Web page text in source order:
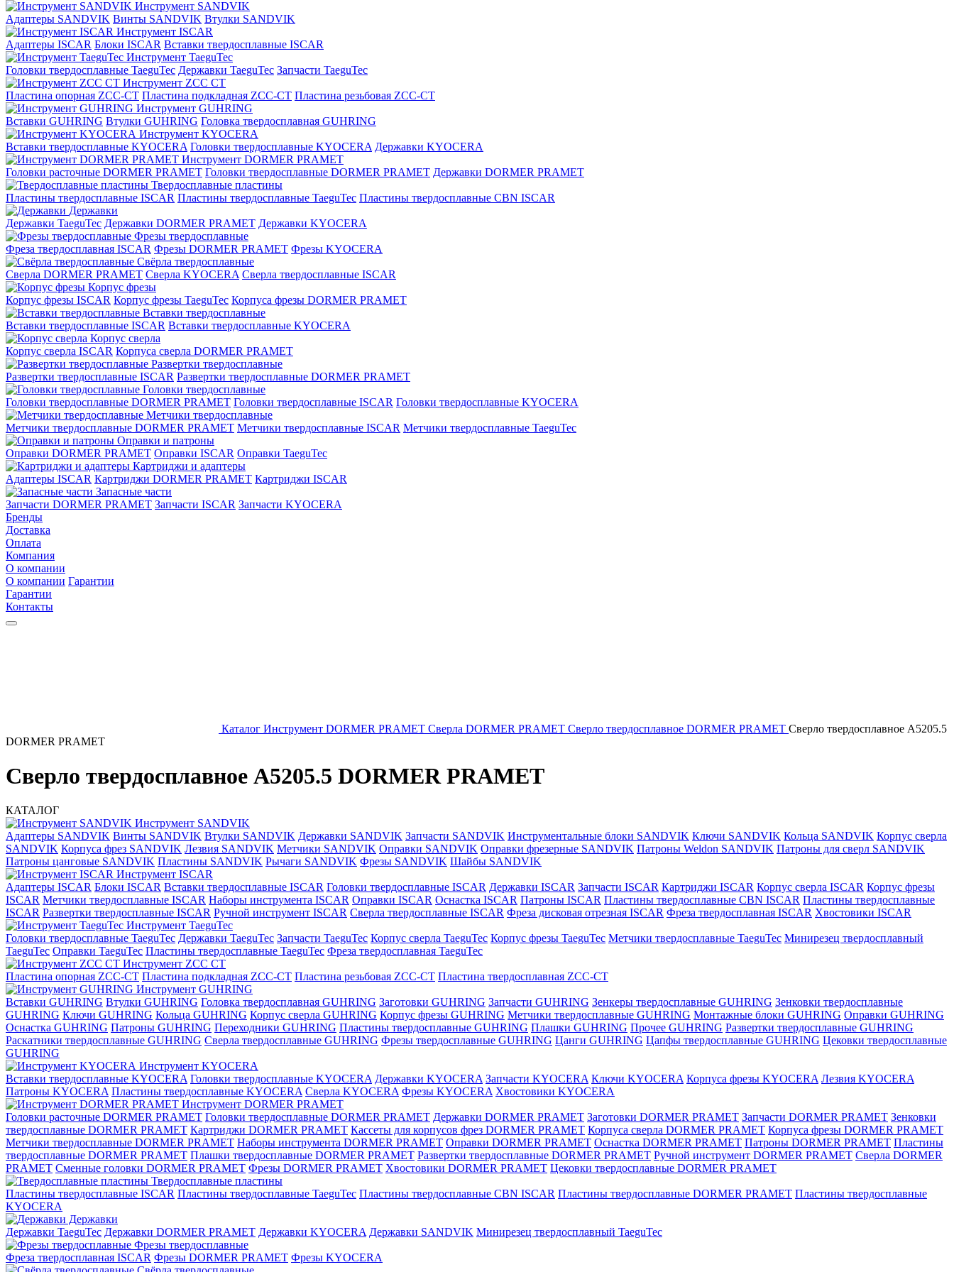
Инструмент SANDVIK
Адаптеры SANDVIK Винты SANDVIK Втулки SANDVIK
Инструмент ISCAR
Адаптеры ISCAR Блоки ISCAR Вставки твердосплавные ISCAR
Инструмент TaeguTec
Головки твердосплавные TaeguTec Державки TaeguTec Запчасти TaeguTec
Инструмент ZCС CT
Пластина опорная ZCC-CT Пластина подкладная ZCC-CT Пластина резьбовая ZCC-CT
Инструмент GUHRING
Вставки GUHRING Втулки GUHRING Головка твердосплавная GUHRING
Инструмент KYOCERA
Вставки твердосплавные KYOCERA Головки твердосплавные KYOCERA Державки KYOCERA
Инструмент DORMER PRAMET
Головки расточные DORMER PRAMET Головки твердосплавные DORMER PRAMET Державки DORMER PRAMET
Твердосплавные пластины
Пластины твердосплавные ISCAR Пластины твердосплавные TaeguTec Пластины твердосплавные CBN ISCAR
Державки
Державки TaeguTec Державки DORMER PRAMET Державки KYOCERA
Фрезы твердосплавные
Фреза твердосплавная ISCAR Фрезы DORMER PRAMET Фрезы KYOCERA
Свёрла твердосплавные
Сверла DORMER PRAMET Сверла KYOCERA Сверла твердосплавные ISCAR
Корпус фрезы
Корпус фрезы ISCAR Корпус фрезы TaeguTec Корпуса фрезы DORMER PRAMET
Вставки твердосплавные
Вставки твердосплавные ISCAR Вставки твердосплавные KYOCERA
Корпус сверла
Корпус сверла ISCAR Корпуса сверла DORMER PRAMET
Развертки твердосплавные
Развертки твердосплавные ISCAR Развертки твердосплавные DORMER PRAMET
Головки твердосплавные
Головки твердосплавные DORMER PRAMET Головки твердосплавные ISCAR Головки твердосплавные KYOCERA
Метчики твердосплавные
Метчики твердосплавные DORMER PRAMET Метчики твердосплавные ISCAR Метчики твердосплавные TaeguTec
Оправки и патроны
Оправки DORMER PRAMET Оправки ISCAR Оправки TaeguTec
Картриджи и адаптеры
Адаптеры ISCAR Картриджи DORMER PRAMET Картриджи ISCAR
Запасные части
Запчасти DORMER PRAMET Запчасти ISCAR Запчасти KYOCERA
Бренды
Доставка
Оплата
Компания
О компании
О компании Гарантии
Гарантии
Контакты
Каталог Инструмент DORMER PRAMET Сверла DORMER PRAMET Сверло твердосплавное DORMER PRAMET Сверло твердосплавное A5205.5
DORMER PRAMET
Сверло твердосплавное A5205.5 DORMER PRAMET
КАТАЛОГ
Инструмент SANDVIK
Адаптеры SANDVIK Винты SANDVIK Втулки SANDVIK Державки SANDVIK Запчасти SANDVIK Инструментальные блоки SANDVIK Ключи SANDVIK Кольца SANDVIK Корпус сверла
SANDVIK Корпуса фрез SANDVIK Лезвия SANDVIK Метчики SANDVIK Оправки SANDVIK Оправки фрезерные SANDVIK Патроны Weldon SANDVIK Патроны для сверл SANDVIK
Патроны цанговые SANDVIK Пластины SANDVIK Рычаги SANDVIK Фрезы SANDVIK Шайбы SANDVIK
Инструмент ISCAR
Адаптеры ISCAR Блоки ISCAR Вставки твердосплавные ISCAR Головки твердосплавные ISCAR Державки ISCAR Запчасти ISCAR Картриджи ISCAR Корпус сверла ISCAR Корпус фрезы
ISCAR Метчики твердосплавные ISCAR Наборы инструмента ISCAR Оправки ISCAR Оснастка ISCAR Патроны ISCAR Пластины твердосплавные CBN ISCAR Пластины твердосплавные
ISCAR Развертки твердосплавные ISCAR Ручной инструмент ISCAR Сверла твердосплавные ISCAR Фреза дисковая отрезная ISCAR Фреза твердосплавная ISCAR Хвостовики ISCAR
Инструмент TaeguTec
Головки твердосплавные TaeguTec Державки TaeguTec Запчасти TaeguTec Корпус сверла TaeguTec Корпус фрезы TaeguTec Метчики твердосплавные TaeguTec Минирезец твердосплавный
TaeguTec Оправки TaeguTec Пластины твердосплавные TaeguTec Фреза твердосплавная TaeguTec
Инструмент ZCС CT
Пластина опорная ZCC-CT Пластина подкладная ZCC-CT Пластина резьбовая ZCC-CT Пластина твердосплавная ZCC-CT
Инструмент GUHRING
Вставки GUHRING Втулки GUHRING Головка твердосплавная GUHRING Заготовки GUHRING Запчасти GUHRING Зенкеры твердосплавные GUHRING Зенковки твердосплавные
GUHRING Ключи GUHRING Кольца GUHRING Корпус сверла GUHRING Корпус фрезы GUHRING Метчики твердосплавные GUHRING Монтажные блоки GUHRING Оправки GUHRING
Оснастка GUHRING Патроны GUHRING Переходники GUHRING Пластины твердосплавные GUHRING Плашки GUHRING Прочее GUHRING Развертки твердосплавные GUHRING
Раскатники твердосплавные GUHRING Сверла твердосплавные GUHRING Фрезы твердосплавные GUHRING Цанги GUHRING Цапфы твердосплавные GUHRING Цековки твердосплавные
GUHRING
Инструмент KYOCERA
Вставки твердосплавные KYOCERA Головки твердосплавные KYOCERA Державки KYOCERA Запчасти KYOCERA Ключи KYOCERA Корпуса фрезы KYOCERA Лезвия KYOCERA
Патроны KYOCERA Пластины твердосплавные KYOCERA Сверла KYOCERA Фрезы KYOCERA Хвостовики KYOCERA
Инструмент DORMER PRAMET
Головки расточные DORMER PRAMET Головки твердосплавные DORMER PRAMET Державки DORMER PRAMET Заготовки DORMER PRAMET Запчасти DORMER PRAMET Зенковки
твердосплавные DORMER PRAMET Картриджи DORMER PRAMET Кассеты для корпусов фрез DORMER PRAMET Корпуса сверла DORMER PRAMET Корпуса фрезы DORMER PRAMET
Метчики твердосплавные DORMER PRAMET Наборы инструмента DORMER PRAMET Оправки DORMER PRAMET Оснастка DORMER PRAMET Патроны DORMER PRAMET Пластины
твердосплавные DORMER PRAMET Плашки твердосплавные DORMER PRAMET Развертки твердосплавные DORMER PRAMET Ручной инструмент DORMER PRAMET Сверла DORMER
PRAMET Сменные головки DORMER PRAMET Фрезы DORMER PRAMET Хвостовики DORMER PRAMET Цековки твердосплавные DORMER PRAMET
Твердосплавные пластины
Пластины твердосплавные ISCAR Пластины твердосплавные TaeguTec Пластины твердосплавные CBN ISCAR Пластины твердосплавные DORMER PRAMET Пластины твердосплавные
KYOCERA
Державки
Державки TaeguTec Державки DORMER PRAMET Державки KYOCERA Державки SANDVIK Минирезец твердосплавный TaeguTec
Фрезы твердосплавные
Фреза твердосплавная ISCAR Фрезы DORMER PRAMET Фрезы KYOCERA